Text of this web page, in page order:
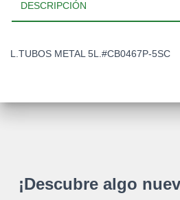
DESCRIPCIÓN
L.TUBOS METAL 5L.#CB0467P-5SC
¡Descubre algo